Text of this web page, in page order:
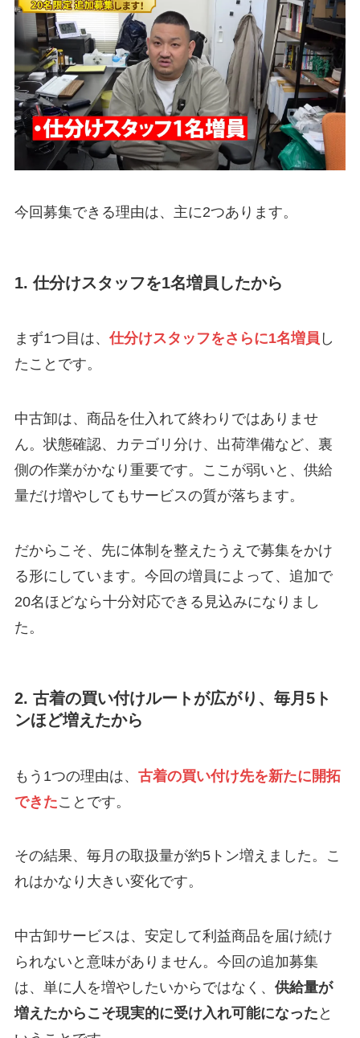
今回募集できる理由は、主に2つあります。
1. 仕分けスタッフを1名増員したから
まず1つ目は、 仕分けスタッフをさらに1名増員 し
たことです。
中古卸は、商品を仕入れて終わりではありませ
ん。状態確認、カテゴリ分け、出荷準備など、裏
側の作業がかなり重要です。ここが弱いと、供給
量だけ増やしてもサービスの質が落ちます。
だからこそ、先に体制を整えたうえで募集をかけ
る形にしています。今回の増員によって、追加で
20名ほどなら十分対応できる見込みになりまし
た。
2. 古着の買い付けルートが広がり、毎月5ト
ンほど増えたから
もう1つの理由は、 古着の買い付け先を新たに開拓
できたことです。
その結果、毎月の取扱量が約5トン増えました。こ
れはかなり大きい変化です。
中古卸サービスは、安定して利益商品を届け続け
られないと意味がありません。今回の追加募集
は、単に人を増やしたいからではなく、 供給量が
増えたからこそ現実的に受け入れ可能になった と